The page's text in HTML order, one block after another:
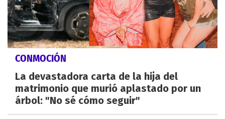
CONMOCIÓN
La devastadora carta de la hija del
matrimonio que murió aplastado por un
árbol: "No sé cómo seguir"